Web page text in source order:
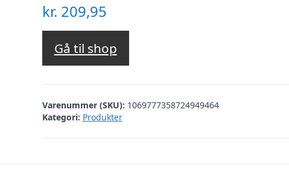
kr. 209,95
Gå til shop
Varenummer (SKU): 1069777358724949464
Kategori: Produkter